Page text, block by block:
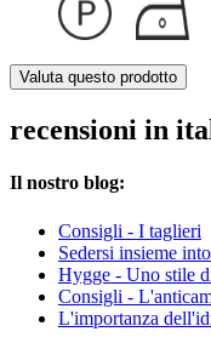
Valuta questo prodotto
recensioni in
Il nostro blog:
Consigli - I taglieri
Sedersi insieme
Hygge - Uno stile
Consigli -
L'importanza